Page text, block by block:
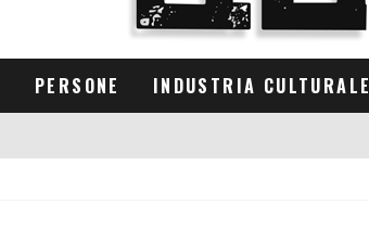
PERSONE INDUSTRIA CULTURALE